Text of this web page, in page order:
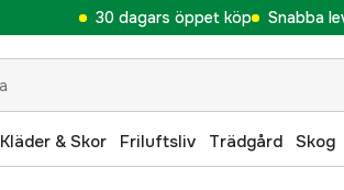
30 dagars öppet köp Snabba
Kläder & Skor Friluftsliv Trädgård Skog